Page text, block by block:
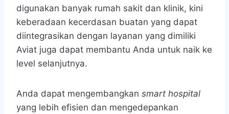
digunakan banyak rumah sakit dan klinik, kini
keberadaan kecerdasan buatan yang dapat
diintegrasikan dengan layanan yang dimiliki
Aviat juga dapat membantu Anda untuk naik ke
level selanjutnya.
Anda dapat mengembangkan smart hospital
yang lebih efisien dan mengedepankan